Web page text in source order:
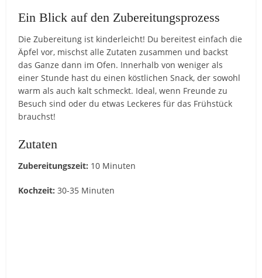
Ein Blick auf den Zubereitungsprozess
Die Zubereitung ist kinderleicht! Du bereitest einfach die
Äpfel vor, mischst alle Zutaten zusammen und backst
das Ganze dann im Ofen. Innerhalb von weniger als
einer Stunde hast du einen köstlichen Snack, der sowohl
warm als auch kalt schmeckt. Ideal, wenn Freunde zu
Besuch sind oder du etwas Leckeres für das Frühstück
brauchst!
Zutaten
Zubereitungszeit: 10 Minuten
Kochzeit: 30-35 Minuten